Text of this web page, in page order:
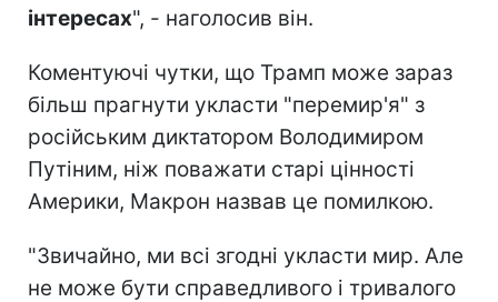
інтересах", - наголосив він.
Коментуючі чутки, що Трамп може зараз
більш прагнути укласти "перемир'я" з
російським диктатором Володимиром
Путіним, ніж поважати старі цінності
Америки, Макрон назвав це помилкою.
"Звичайно, ми всі згодні укласти мир. Але
не може бути справедливого і тривалого